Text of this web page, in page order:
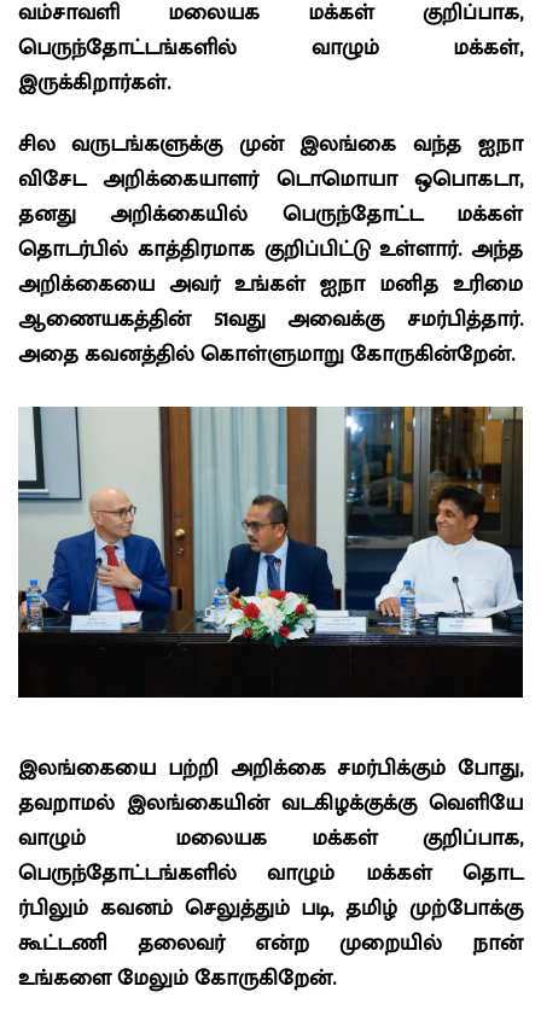
வம்சாவளி மலையக மக்கள் குறிப்பாக,
பெருந்தோட்டங்களில் வாழும் மக்கள்,
இருக்கிறார்கள்.
சில வருடங்களுக்கு முன் இலங்கை வந்த ஐநா
விசேட அறிக்கையாளர் டொமொயா ஒபொகடா,
தனது அறிக்கையில் பெருந்தோட்ட மக்கள்
தொடர்பில் காத்திரமாக குறிப்பிட்டு உள்ளார். அந்த
அறிக்கையை அவர் உங்கள் ஐநா மனித உரிமை
ஆணையகத்தின் 51வது அவைக்கு சமர்பித்தார்.
அதை கவனத்தில் கொள்ளுமாறு கோருகின்றேன்.
இலங்கையை பற்றி அறிக்கை சமர்பிக்கும் போது,
தவறாமல் இலங்கையின் வடகிழக்குக்கு வெளியே
வாழும் மலையக மக்கள் குறிப்பாக,
பெருந்தோட்டங்களில் வாழும் மக்கள் தொட
ர்பிலும் கவனம் செலுத்தும் படி, தமிழ் முற்போக்கு
கூட்டணி தலைவர் என்ற முறையில் நான்
உங்களை மேலும் கோருகிறேன்.